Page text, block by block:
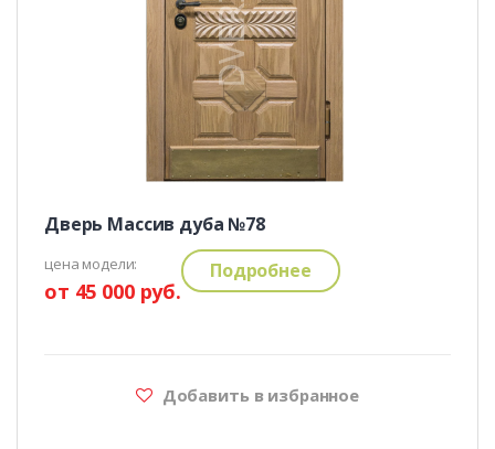
Дверь Массив дуба №78
цена модели:
от 45 000 руб.
Подробнее
Добавить в избранное